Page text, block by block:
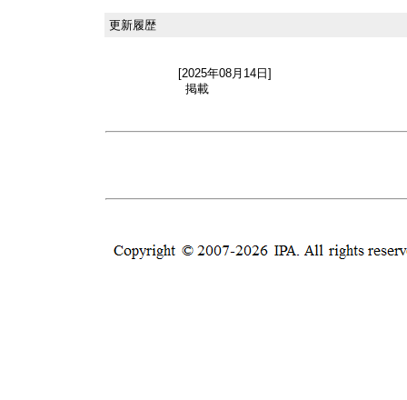
更新履歴
[2025年08月14日]
掲載